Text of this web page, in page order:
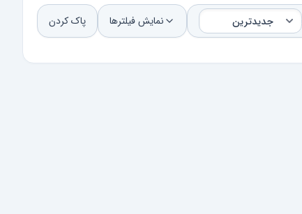
نمایش فیلترها پاک کردن